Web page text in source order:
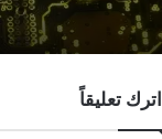
اترك تعليقاً